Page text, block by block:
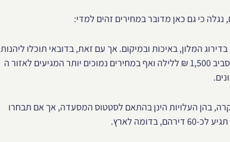
נגלה כי גם כאן מדובר במחירים זהים למדי:
המלון, באיכות ובמיקום. אך עם זאת, בדובאי תוכלו ליהנות
ממלונות יוקרה מפנקים, ברמה של 5 כוכבים, גם במחירים הנעים סביב 1,500 ₪ ללילה ואף במחירים נמוכים יותר המגיעים לאזור ה
בהן העלויות הינן בהתאם לסטטוס המסעדה, אך אם תבחרו
בדומה לארץ.